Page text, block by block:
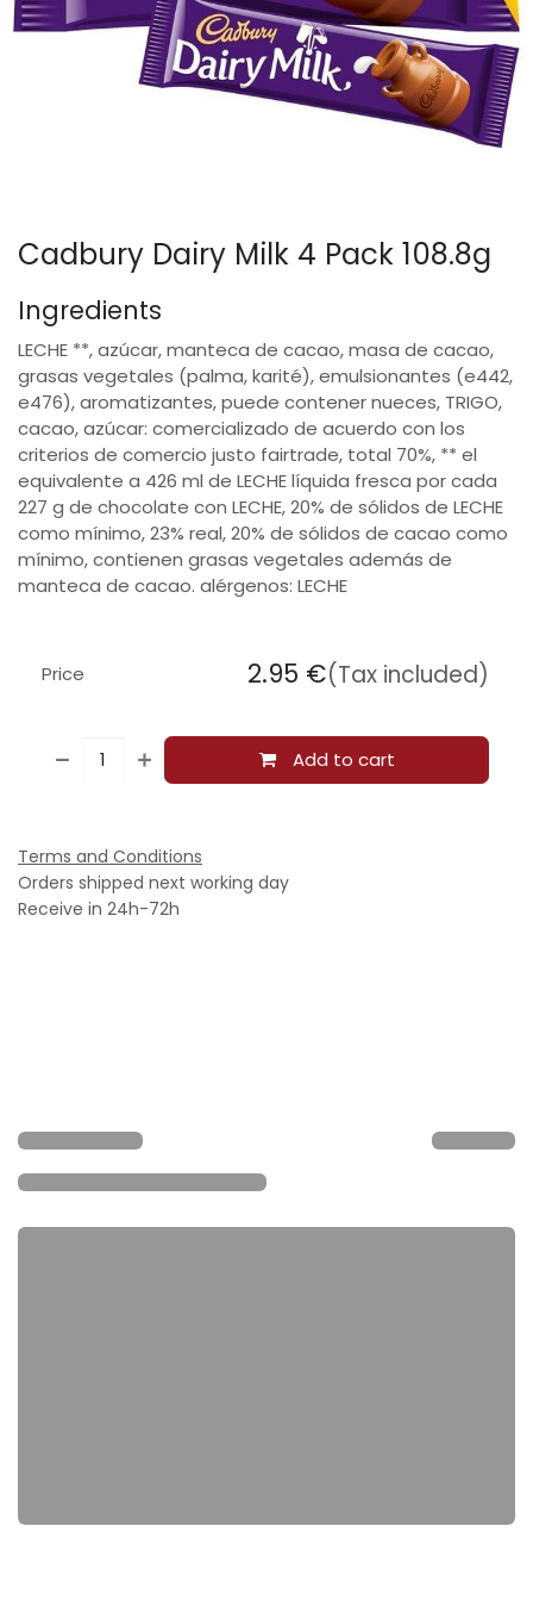
Cadbury Dairy Milk 4 Pack 108.8g
Ingredients
LECHE **, azúcar, manteca de cacao, masa de cacao,
grasas vegetales (palma, karité), emulsionantes (e442,
e476), aromatizantes, puede contener nueces, TRIGO,
cacao, azúcar: comercializado de acuerdo con los
criterios de comercio justo fairtrade, total 70%, ** el
equivalente a 426 ml de LECHE líquida fresca por cada
227 g de chocolate con LECHE, 20% de sólidos de LECHE
como mínimo, 23% real, 20% de sólidos de cacao como
mínimo, contienen grasas vegetales además de
manteca de cacao. alérgenos: LECHE
Add to cart
Price 2.95 €(Tax included)
Terms and Conditions
Orders shipped next working day
Receive in 24h-72h